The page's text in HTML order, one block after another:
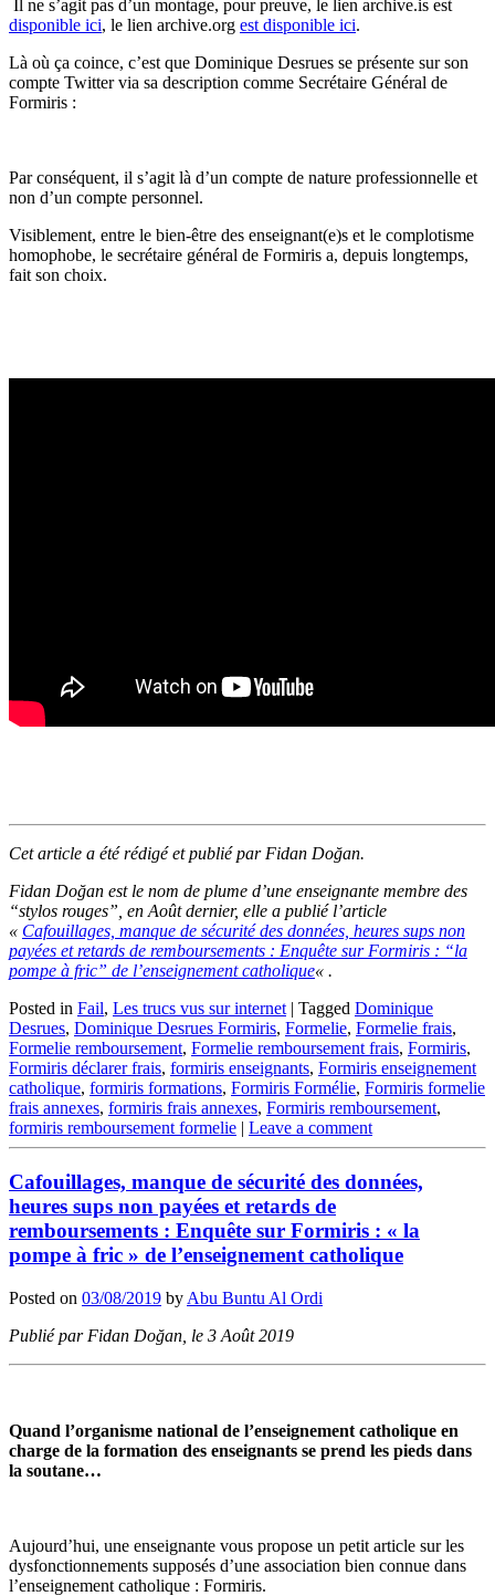
Il ne s’agit pas d’un montage, pour preuve, le lien archive.is est
disponible ici, le lien archive.org est disponible ici.
Là où ça coince, c’est que Dominique Desrues se présente sur son
compte Twitter via sa description comme Secrétaire Général de
Formiris :
Par conséquent, il s’agit là d’un compte de nature professionnelle et
non d’un compte personnel.
Visiblement, entre le bien-être des enseignant(e)s et le complotisme
homophobe, le secrétaire général de Formiris a, depuis longtemps,
fait son choix.
Cet article a été rédigé et publié par Fidan Doğan.
Fidan Doğan est le nom de plume d’une enseignante membre des
“stylos rouges”, en Août dernier, elle a publié l’article
« Cafouillages, manque de sécurité des données, heures sups non
payées et retards de remboursements : Enquête sur Formiris : “la
pompe à fric” de l’enseignement catholique« .
Posted in Fail, Les trucs vus sur internet | Tagged Dominique
Desrues, Dominique Desrues Formiris, Formelie, Formelie frais,
Formelie remboursement, Formelie remboursement frais, Formiris,
Formiris déclarer frais, formiris enseignants, Formiris enseignement
catholique, formiris formations, Formiris Formélie, Formiris formelie
frais annexes, formiris frais annexes, Formiris remboursement,
formiris remboursement formelie | Leave a comment
Cafouillages, manque de sécurité des données,
heures sups non payées et retards de
remboursements : Enquête sur Formiris : « la
pompe à fric » de l’enseignement catholique
Posted on 03/08/2019 by Abu Buntu Al Ordi
Publié par Fidan Doğan, le 3 Août 2019
Quand l’organisme national de l’enseignement catholique en
charge de la formation des enseignants se prend les pieds dans
la soutane…
Aujourd’hui, une enseignante vous propose un petit article sur les
dysfonctionnements supposés d’une association bien connue dans
l’enseignement catholique : Formiris.